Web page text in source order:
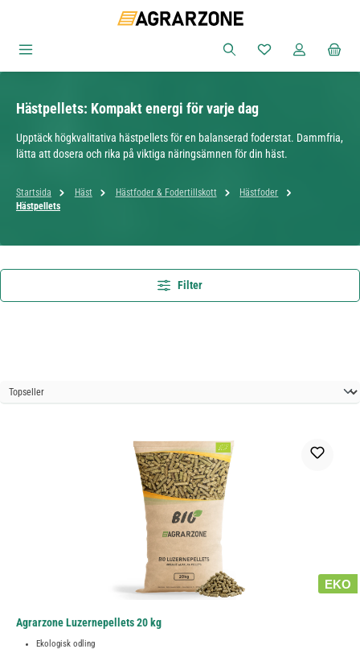
Du har 0 objekt i
Hästpellets: Kompakt energi för varje dag
Upptäck högkvalitativa hästpellets för en balanserad foderstat. Dammfria,
lätta att dosera och rika på viktiga näringsämnen för din häst.
Startsida Häst Hästfoder & Fodertillskott
Hästfoder
Hästpellets
Filter
EKO
Agrarzone Luzernepellets 20 kg
Ekologisk odling